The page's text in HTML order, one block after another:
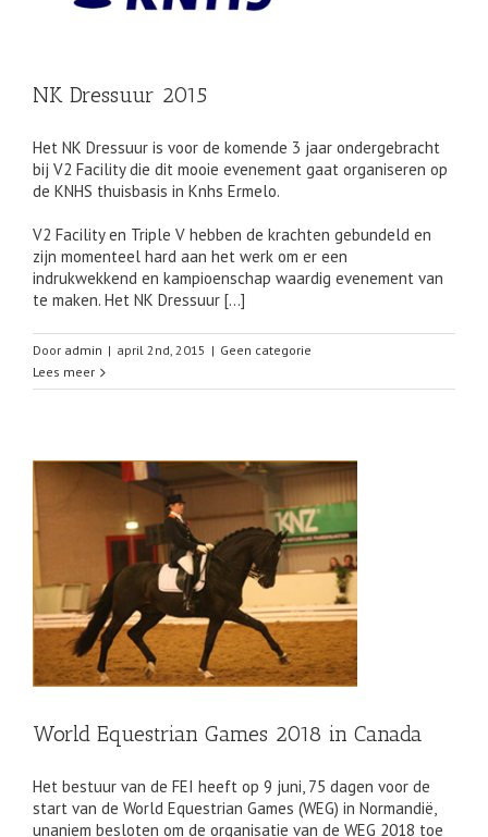
NK Dressuur 2015
Het NK Dressuur is voor de komende 3 jaar ondergebracht
bij V2 Facility die dit mooie evenement gaat organiseren op
de KNHS thuisbasis in Knhs Ermelo.
V2 Facility en Triple V hebben de krachten gebundeld en
zijn momenteel hard aan het werk om er een
indrukwekkend en kampioenschap waardig evenement van
te maken. Het NK Dressuur […]
Door admin | april 2nd, 2015 | Geen categorie
Lees meer
World Equestrian Games 2018 in Canada
Het bestuur van de FEI heeft op 9 juni, 75 dagen voor de
start van de World Equestrian Games (WEG) in Normandië,
unaniem besloten om de organisatie van de WEG 2018 toe